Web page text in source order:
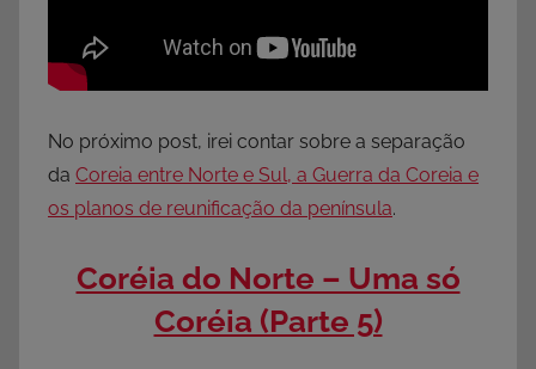
No próximo post, irei contar sobre a separação
da Coreia entre Norte e Sul, a Guerra da Coreia e
os planos de reunificação da península.
Coréia do Norte – Uma só
Coréia (Parte 5)